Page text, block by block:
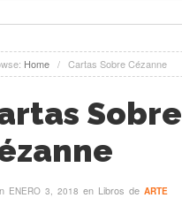
Home / Cartas Sobre Cézanne
Sobre
ENERO 3, 2018 en Libros de ARTE